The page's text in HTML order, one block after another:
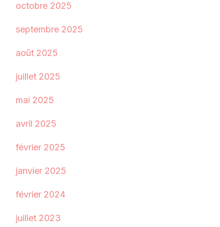
octobre 2025
septembre 2025
août 2025
juillet 2025
mai 2025
avril 2025
février 2025
janvier 2025
février 2024
juillet 2023